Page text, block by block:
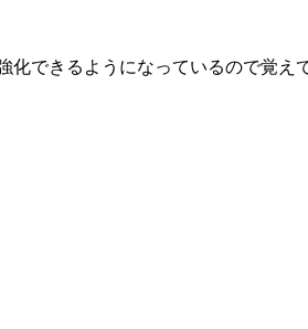
できるようになっているので覚え